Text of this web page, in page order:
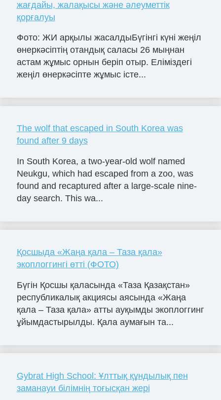
жағдайы, жалақысы және әлеуметтік
қорғалуы
Фото: ЖИ арқылы жасалдыБүгінгі күні жеңіл
өнеркәсіптің отандық саласы 26 мыңнан
астам жұмыс орнын беріп отыр. Еліміздегі
жеңіл өнеркәсіпте жұмыс істе...
The wolf that escaped in South Korea was
found after 9 days
In South Korea, a two-year-old wolf named
Neukgu, which had escaped from a zoo, was
found and recaptured after a large-scale nine-
day search. This wa...
Қосшыда «Жаңа қала – Таза қала»
экоплоггингі өтті (ФОТО)
Бүгін Қосшы қаласында «Таза Қазақстан»
республикалық акциясы аясында «Жаңа
қала – Таза қала» атты ауқымды экоплоггинг
ұйымдастырылды. Қала аумағын та...
Gybrat High School: Ұлттық құндылық пен
заманауи білімнің тоғысқан жері